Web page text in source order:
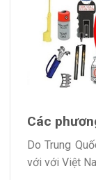
Các
Do Trung
với với Việt